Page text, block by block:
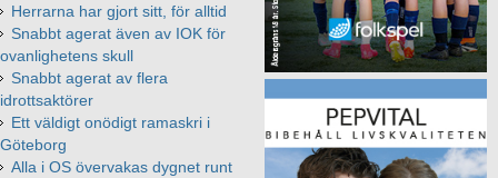
Herrarna har gjort sitt, för alltid
Snabbt agerat även av IOK för
ovanlighetens skull
Snabbt agerat av flera
idrottsaktörer
Ett väldigt onödigt ramaskri i
Göteborg
Alla i OS övervakas dygnet runt